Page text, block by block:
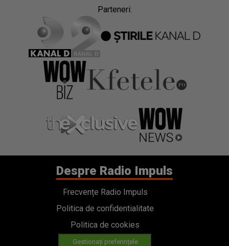
Parteneri:
Despre Radio Impuls
Frecvențe Radio Impuls
Politica de confidentialitate
Politica de cookies
Gestionați preferințele